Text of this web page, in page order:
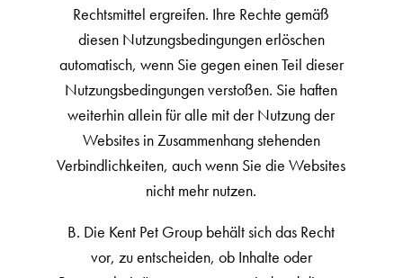
Rechtsmittel ergreifen. Ihre Rechte gemäß
diesen Nutzungsbedingungen erlöschen
automatisch, wenn Sie gegen einen Teil dieser
Nutzungsbedingungen verstoßen. Sie haften
weiterhin allein für alle mit der Nutzung der
Websites in Zusammenhang stehenden
Verbindlichkeiten, auch wenn Sie die Websites
nicht mehr nutzen.
B. Die Kent Pet Group behält sich das Recht
vor, zu entscheiden, ob Inhalte oder